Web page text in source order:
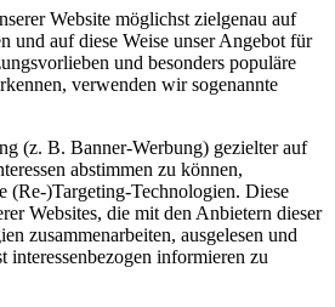
Website möglichst zielgenau auf
und auf diese Weise unser Angebot für
und besonders populäre
verwenden wir sogenannte
(z. B. Banner-Werbung) gezielter auf
abstimmen zu können,
(Re-)Targeting-Technologien. Diese
Websites, die mit den Anbietern dieser
zusammenarbeiten, ausgelesen und
interessenbezogen informieren zu